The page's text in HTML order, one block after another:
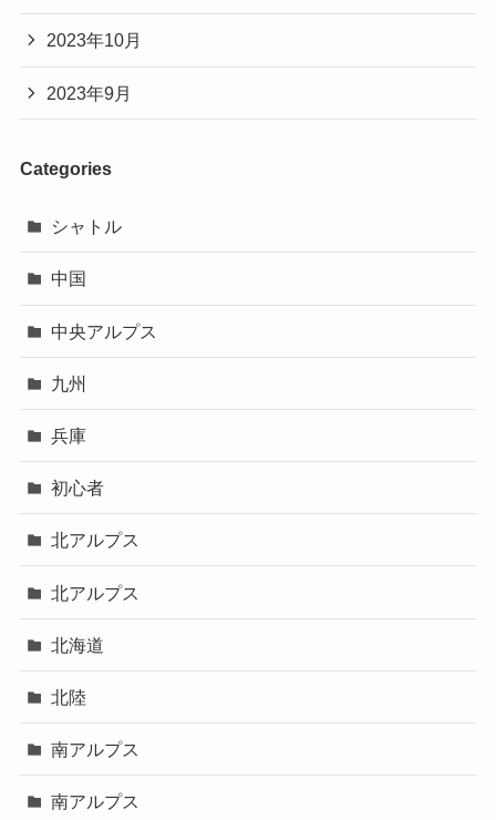
2023年10月
2023年9月
Categories
シャトル
中国
中央アルプス
九州
兵庫
初心者
北アルプス
北アルプス
北海道
北陸
南アルプス
南アルプス